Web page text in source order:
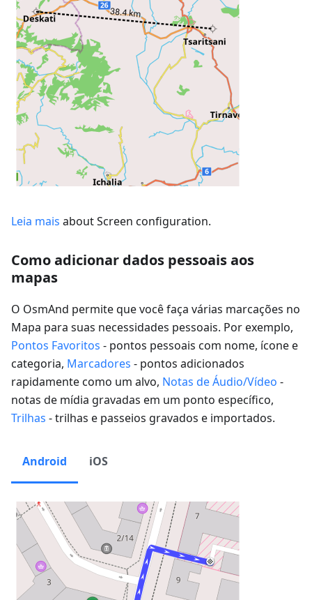
Leia mais about Screen configuration.
Como adicionar dados pessoais aos
mapas
O OsmAnd permite que você faça várias marcações no
Mapa para suas necessidades pessoais. Por exemplo,
Pontos Favoritos - pontos pessoais com nome, ícone e
categoria, Marcadores - pontos adicionados
rapidamente como um alvo, Notas de Áudio/Vídeo -
notas de mídia gravadas em um ponto específico,
Trilhas - trilhas e passeios gravados e importados.
Android iOS